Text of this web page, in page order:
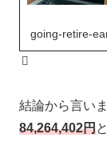
going-retire-
結論から言い
84,264,402円